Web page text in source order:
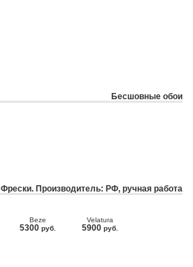
Бесшовные обои
Фрески. Производитель: РФ, ручная работа
Beze
5300 руб.
Velatura
5900 руб.